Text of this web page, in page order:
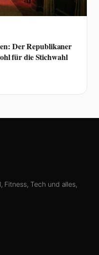
Der Republikaner
für die Stichwahl
Fitness, Tech und alles,